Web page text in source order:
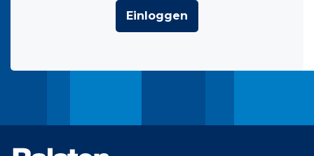
Einloggen